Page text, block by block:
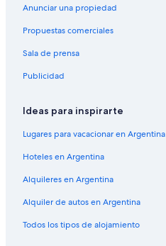
Anunciar una propiedad
Propuestas comerciales
Sala de prensa
Publicidad
Ideas para inspirarte
Lugares para vacacionar en Argentina
Hoteles en Argentina
Alquileres en Argentina
Alquiler de autos en Argentina
Todos los tipos de alojamiento